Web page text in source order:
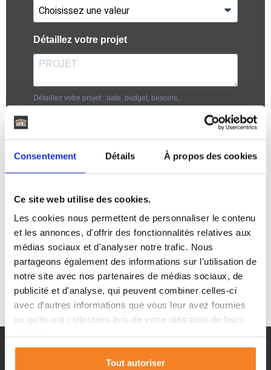
Consentement Détails À propos des cookies
Ce site web utilise des cookies.
Les cookies nous permettent de personnaliser le contenu
et les annonces, d'offrir des fonctionnalités relatives aux
médias sociaux et d'analyser notre trafic. Nous
partageons également des informations sur l'utilisation de
notre site avec nos partenaires de médias sociaux, de
publicité et d'analyse, qui peuvent combiner celles-ci
avec d'autres informations que vous leur avez fournies
ou qu'ils ont collectées lors de votre utilisation de leurs
Tout autoriser